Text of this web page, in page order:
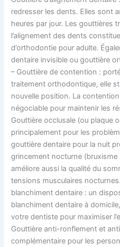
redresser les dents. Elles sont
heures par jour. Les gouttières
l’alignement des dents
d’orthodontie pour adulte.
dentaire invisible ou gouttière
– Gouttière de contention :
traitement orthodontique, elle
nouvelle position. La
négociable pour maintenir les
Gouttière occlusale (ou plaque
principalement pour les
gouttière dentaire pour la nuit
grincement nocturne
améliore aussi la qualité du
tensions musculaires
blanchiment dentaire : un
blanchiment dentaire à
votre dentiste pour maximiser
Gouttière anti-ronflement et
complémentaire pour les